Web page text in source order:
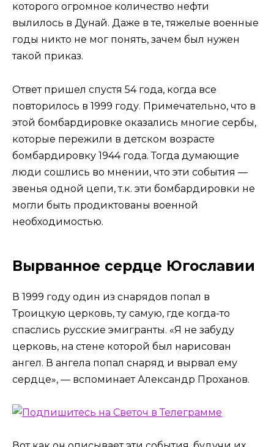
которого огромное количество нефти
вылилось в Дунай. Даже в те, тяжелые военные
годы никто не мог понять, зачем был нужен
такой приказ.
Ответ пришел спустя 54 года, когда все
повторилось в 1999 году. Примечательно, что в
этой бомбардировке оказались многие сербы,
которые пережили в детском возрасте
бомбардировку 1944 года. Тогда думающие
люди сошлись во мнении, что эти события —
звенья одной цепи, т.к. эти бомбардировки не
могли быть продиктованы военной
необходимостью.
Вырванное сердце Югославии
В 1999 году один из снарядов попал в
Троицкую церковь, ту самую, где когда-то
спаслись русские эмигранты. «Я не забуду
церковь, на стене которой был нарисован
ангел. В ангела попал снаряд и вырвал ему
сердце», — вспоминает Александр Проханов.